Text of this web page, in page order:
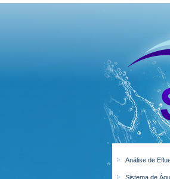
Análise de
Sistema de